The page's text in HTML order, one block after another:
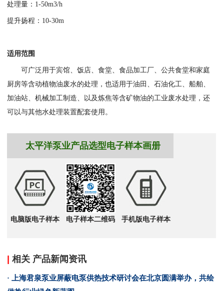
处理量：1-50m3/h
提升扬程：10-30m
适用范围
可广泛用于宾馆、饭店、食堂、食品加工厂、公共食堂和家庭
厨房等含动植物油废水的处理，也适用于油田、石油化工、船舶、
加油站、机械加工制造、以及炼焦等含矿物油的工业废水处理，还
可以与其他水处理装置配套使用。
太平洋泵业产品选型电子样本画册
电脑版电子样本 电子样本二维码 手机版电子样本
相关 产品新闻资讯
· 上海君泉泵业屏蔽电泵供热技术研讨会在北京圆满举办，共绘